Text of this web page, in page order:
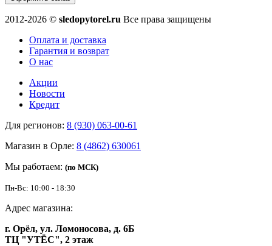
2012-2026 © sledopytorel.ru Все права защищены
Оплата и доставка
Гарантия и возврат
О нас
Акции
Новости
Кредит
Для регионов: 8 (930) 063-00-61
Магазин в Орле: 8 (4862) 630061
Мы работаем: (по МСК)
Пн-Вс: 10:00 - 18:30
Адрес магазина:
г. Орёл, ул. Ломоносова, д. 6Б
ТЦ "УТЁС", 2 этаж